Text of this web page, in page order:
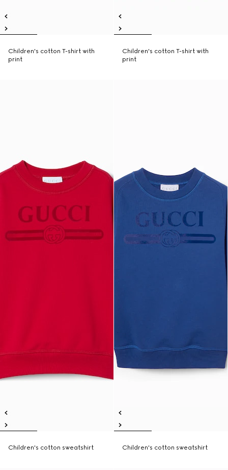
Children's cotton T-shirt with
print
Children's cotton T-shirt with
print
Children's cotton sweatshirt Children's cotton sweatshirt